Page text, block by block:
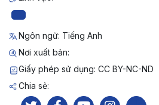
Ngôn ngữ: Tiếng Anh
Nơi xuất bản:
Giấy phép sử dụng: CC BY-NC-ND
Chia sẻ: